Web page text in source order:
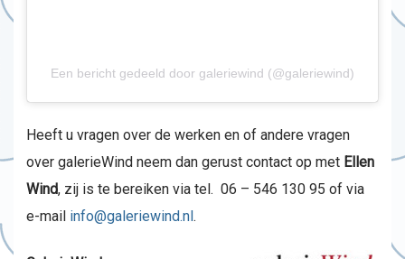
Een bericht gedeeld door galeriewind (@galeriewind)
Heeft u vragen over de werken en of andere vragen
over galerieWind neem dan gerust contact op met Ellen
Wind, zij is te bereiken via tel. 06 – 546 130 95 of via
e-mail info@galeriewind.nl.